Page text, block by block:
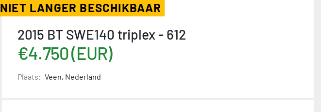
NIET LANGER BESCHIKBAAR
2015 BT SWE140 triplex - 612
€4.750 (EUR)
Plaats: Veen, Nederland